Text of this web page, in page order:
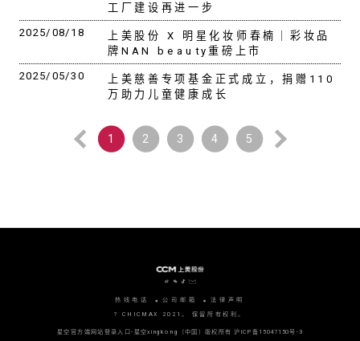
工厂建设再进一步
2025/08/18 上美股份 X 明星化妆师春楠｜彩妆品
牌NAN beauty重磅上市
2025/05/30 上美慈善专项基金正式成立，捐赠110
万助力儿童健康成长
1 2 3 4 5
热线电话 公司邮箱 法律声明
? CHICMAX 2021。 保留所有权利。
星空官方端网站登录入口-星空xingkong（中国）版权所有 沪ICP备15047150号-3